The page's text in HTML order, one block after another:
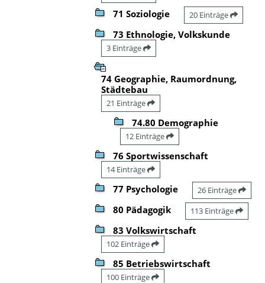
71 Soziologie 20 Einträge
73 Ethnologie, Volkskunde
3 Einträge
74 Geographie, Raumordnung,
Städtebau
21 Einträge
74.80 Demographie
12 Einträge
76 Sportwissenschaft
14 Einträge
77 Psychologie 26 Einträge
80 Pädagogik 113 Einträge
83 Volkswirtschaft
102 Einträge
85 Betriebswirtschaft
100 Einträge